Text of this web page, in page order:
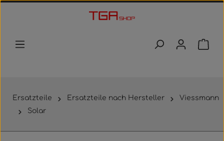
Zum Hauptinhalt springen
Ersatzteile Ersatzteile nach Hersteller
Viessmann
Solar